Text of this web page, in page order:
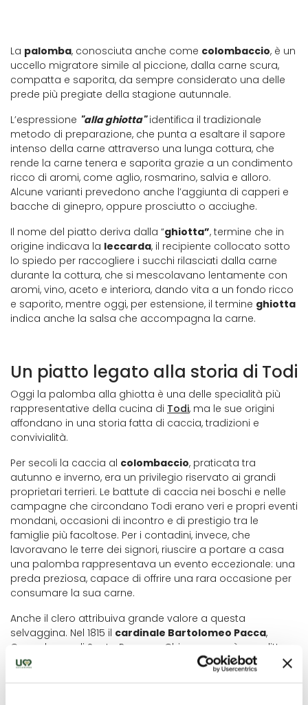
La palomba, conosciuta anche come colombaccio, è un
uccello migratore simile al piccione, dalla carne scura,
compatta e saporita, da sempre considerato una delle
prede più pregiate della stagione autunnale.
L’espressione "alla ghiotta"identifica il tradizionale
metodo di preparazione, che punta a esaltare il sapore
intenso della carne attraverso una lunga cottura, che
rende la carne tenera e saporita grazie a un condimento
ricco di aromi, come aglio, rosmarino, salvia e alloro.
Alcune varianti prevedono anche l’aggiunta di capperi e
bacche di ginepro, oppure prosciutto o acciughe.
Il nome del piatto deriva dalla “ghiotta”, termine che in
origine indicava la leccarda, il recipiente collocato sotto
lo spiedo per raccogliere i succhi rilasciati dalla carne
durante la cottura, che si mescolavano lentamente con
aromi, vino, aceto e interiora, dando vita a un fondo ricco
e saporito, mentre oggi, per estensione, il termine ghiotta
indica anche la salsa che accompagna la carne.
Un piatto legato alla storia di Todi
Oggi la palomba alla ghiotta è una delle specialità più
rappresentative della cucina di Todi, ma le sue origini
affondano in una storia fatta di caccia, tradizioni e
convivialità.
Per secoli la caccia al colombaccio, praticata tra
autunno e inverno, era un privilegio riservato ai grandi
proprietari terrieri. Le battute di caccia nei boschi e nelle
campagne che circondano Todi erano veri e propri eventi
mondani, occasioni di incontro e di prestigio tra le
famiglie più facoltose. Per i contadini, invece, che
lavoravano le terre dei signori, riuscire a portare a casa
una palomba rappresentava un evento eccezionale: una
preda preziosa, capace di offrire una rara occasione per
consumare la sua carne.
Anche il clero attribuiva grande valore a questa
selvaggina. Nel 1815 il cardinale Bartolomeo Pacca,
Camerlengo di Santa Romana Chiesa, emanò un editto
rivolto ai tuderti per tutelare la stagione venatoria,
vietando qualsiasi disturbo durante la caccia e